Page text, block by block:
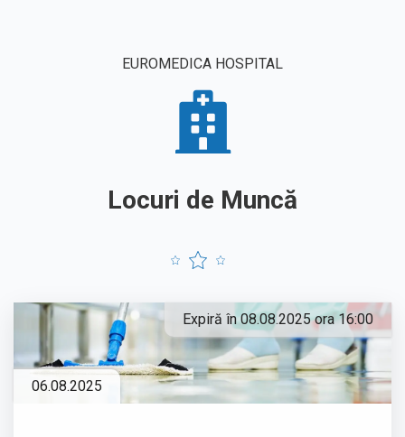
EUROMEDICA HOSPITAL
Locuri de Muncă
06.08.2025
Expiră în 08.08.2025 ora 16:00